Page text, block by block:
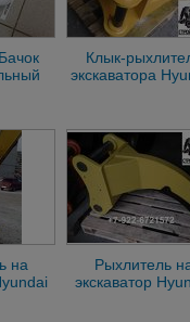
Клык-
экскаватора
на
Рыхлитель
экскаватор